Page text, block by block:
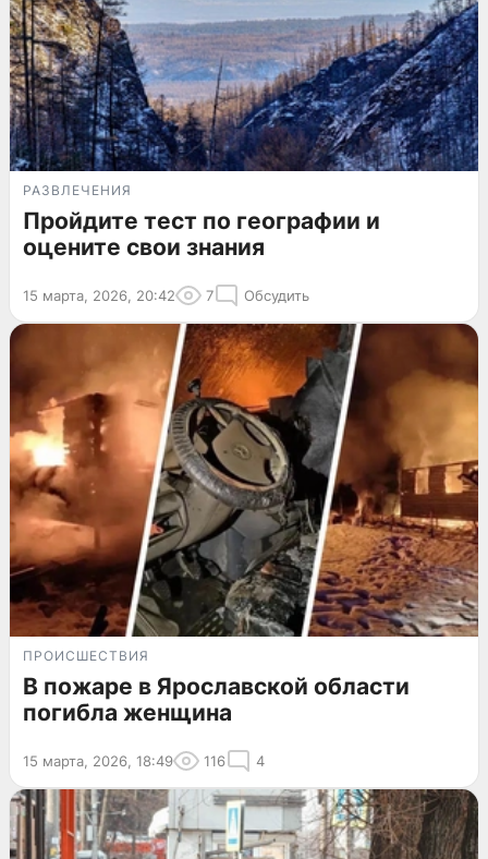
РАЗВЛЕЧЕНИЯ
Пройдите тест по географии и
оцените свои знания
15 марта, 2026, 20:42 7 Обсудить
ПРОИСШЕСТВИЯ
В пожаре в Ярославской области
погибла женщина
15 марта, 2026, 18:49 116 4